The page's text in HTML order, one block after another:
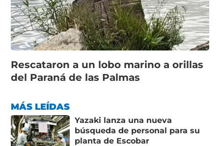
Rescataron a un lobo marino a orillas
del Paraná de las Palmas
MÁS LEÍDAS
Yazaki lanza una nueva
búsqueda de personal para su
planta de Escobar